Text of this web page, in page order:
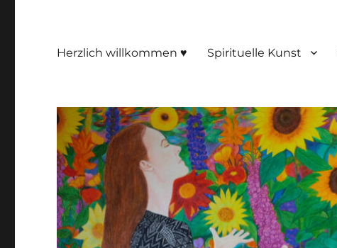
Herzlich willkommen ♥ Spirituelle Kunst